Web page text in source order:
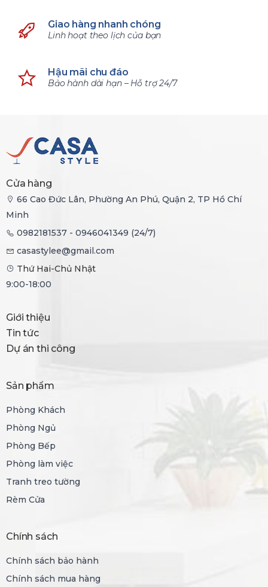
Giao hàng nhanh chóng
Linh hoạt theo lịch của bạn
Hậu mãi chu đáo
Bảo hành dài hạn – Hỗ trợ 24/7
Cửa hàng
66 Cao Đức Lân, Phường An Phú, Quận 2, TP Hồ Chí
Minh
0982181537 - 0946041349 (24/7)
casastylee@gmail.com
Thứ Hai-Chủ Nhật
9:00-18:00
Giới thiệu
Tin tức
Dự án thi công
Sản phẩm
Phòng Khách
Phòng Ngủ
Phòng Bếp
Phòng làm việc
Tranh treo tường
Rèm Cửa
Chính sách
Chính sách bảo hành
Chính sách mua hàng